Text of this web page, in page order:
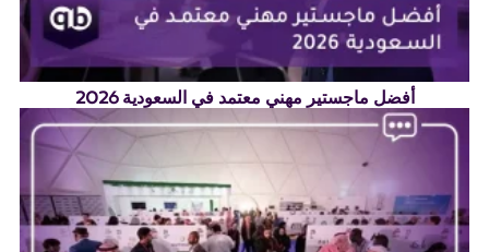
أفضل ماجستير مهني معتمد في السعودية 2026